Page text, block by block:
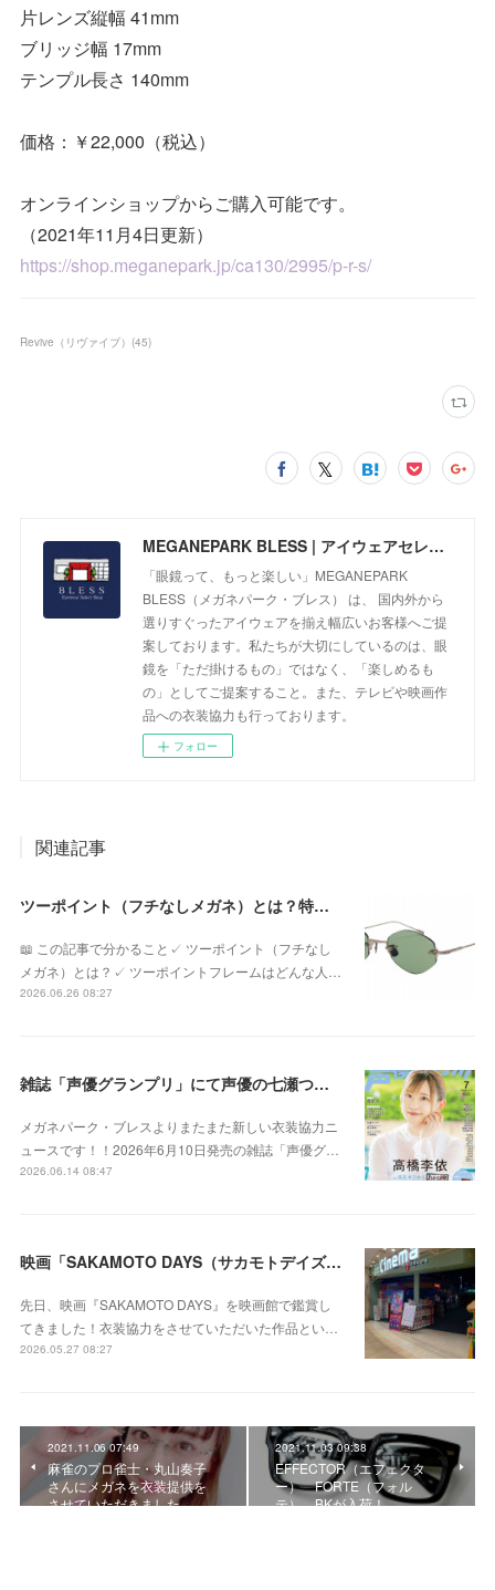
片レンズ縦幅 41mm
ブリッジ幅 17mm
テンプル長さ 140mm
価格：￥22,000（税込）
オンラインショップからご購入可能です。
（2021年11月4日更新）
https://shop.meganepark.jp/ca130/2995/p-r-s/
Revive（リヴァイブ） (45)
MEGANEPARK BLESS | アイウェアセレクトショップ
「眼鏡って、もっと楽しい」MEGANEPARK
BLESS（メガネパーク・ブレス） は、 国内外から
選りすぐったアイウェアを揃え幅広いお客様へご提
案しております。私たちが大切にしているのは、眼
鏡を「ただ掛けるもの」ではなく、「楽しめるも
の」としてご提案すること。また、テレビや映画作
品への衣装協力も行っております。
フォロー
関連記事
ツーポイント（フチなしメガネ）とは？特徴やメリット・デメリット、似合う人を眼鏡専門店が解説
📖 この記事で分かること✓ ツーポイント（フチなし
メガネ）とは？✓ ツーポイントフレームはどんな人…
2026.06.26 08:27
雑誌「声優グランプリ」にて声優の七瀬つむぎさんに衣装協力をさせていただきました！
メガネパーク・ブレスよりまたまた新しい衣装協力ニ
ュースです！！2026年6月10日発売の雑誌「声優グ…
2026.06.14 08:47
映画「SAKAMOTO DAYS（サカモトデイズ）」を劇場で観てきました。
先日、映画『SAKAMOTO DAYS』を映画館で鑑賞し
てきました！衣装協力をさせていただいた作品とい…
2026.05.27 08:27
2021.11.06 07:49
麻雀のプロ雀士・丸山奏子
さんにメガネを衣装提供を
させていただきました。
2021.11.03 09:38
EFFECTOR（エフェクタ
ー） FORTE（フォル
テ） BKが入荷！